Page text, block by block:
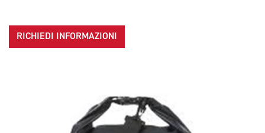
RICHIEDI INFORMAZIONI